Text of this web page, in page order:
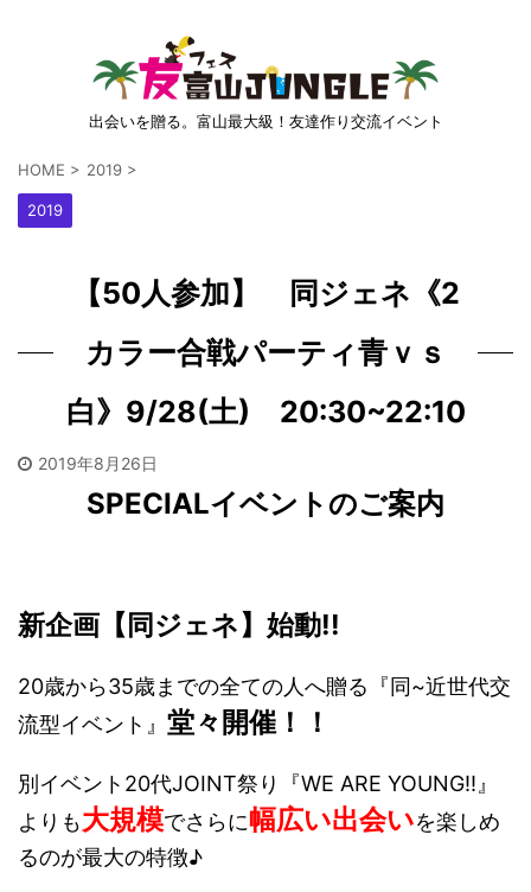
出会いを贈る。富山最大級！友達作り交流イベント
HOME > 2019 >
2019
【50人参加】 同ジェネ《2
カラー合戦パーティ青ｖｓ
白》9/28(土) 20:30~22:10
2019年8月26日
SPECIALイベントのご案内
新企画【同ジェネ】始動!!
20歳から35歳までの全ての人へ贈る『同~近世代交
流型イベント』 堂々開催！！
別イベント20代JOINT祭り『WE ARE YOUNG!!』
よりも大規模でさらに幅広い出会いを楽しめ
るのが最大の特徴♪